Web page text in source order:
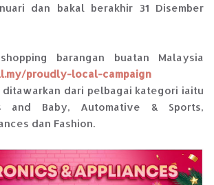
dan bakal berakhir 31 Disember
barangan buatan Malaysia
proudly-local-campaign
ditawarkan dari pelbagai kategori iaitu
and Baby, Automative & Sports,
dan Fashion.